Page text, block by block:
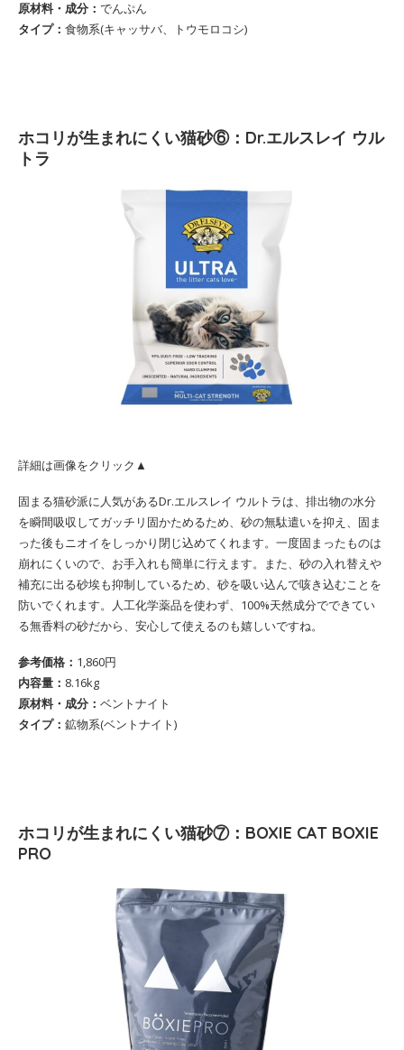
原材料・成分： でんぷん
タイプ： 食物系(キャッサバ、トウモロコシ)
ホコリが生まれにくい猫砂⑥：Dr.エルスレイ ウル
トラ
詳細は画像をクリック▲
固まる猫砂派に人気があるDr.エルスレイ ウルトラは、排出物の水分
を瞬間吸収してガッチリ固かためるため、砂の無駄遣いを抑え、固ま
った後もニオイをしっかり閉じ込めてくれます。一度固まったものは
崩れにくいので、お手入れも簡単に行えます。また、砂の入れ替えや
補充に出る砂埃も抑制しているため、砂を吸い込んで咳き込むことを
防いでくれます。人工化学薬品を使わず、100%天然成分でできてい
る無香料の砂だから、安心して使えるのも嬉しいですね。
参考価格： 1,860円
内容量： 8.16kg
原材料・成分： ベントナイト
タイプ： 鉱物系(ベントナイト)
ホコリが生まれにくい猫砂⑦：BOXIE CAT BOXIE
PRO